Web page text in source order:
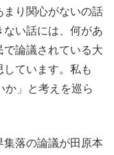
まり関心がないの話
い話には、何があ
で論議されている大
ています。私も
か」と考えを巡ら
落の論議が田原本